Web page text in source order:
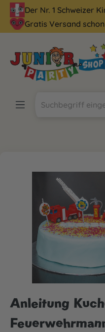
springen
Der Nr. 1 Schweizer
Gratis Versand
Bildergalerie überspringen
Anleitung